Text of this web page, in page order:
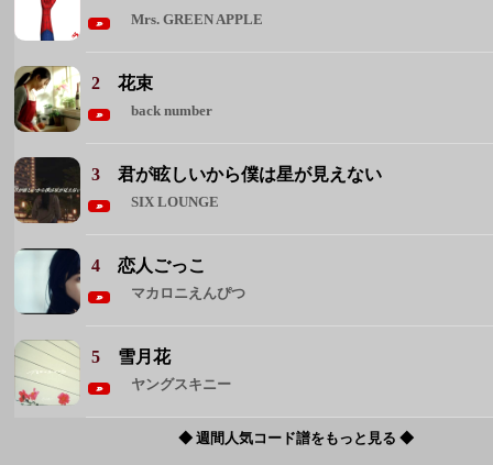
Mrs. GREEN APPLE
2花束
back number
3君が眩しいから僕は星が見えない
SIX LOUNGE
4恋人ごっこ
マカロニえんぴつ
5 雪月花
ヤングスキニー
◆ 週間人気コード譜をもっと見る ◆